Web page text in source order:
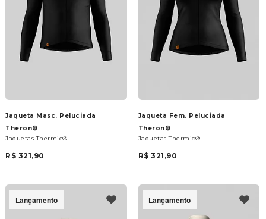
Jaqueta Masc. Peluciada
Theron®
Jaquetas Thermic®
R$ 321,90
Jaqueta Fem. Peluciada
Theron®
Jaquetas Thermic®
R$ 321,90
Lançamento Lançamento